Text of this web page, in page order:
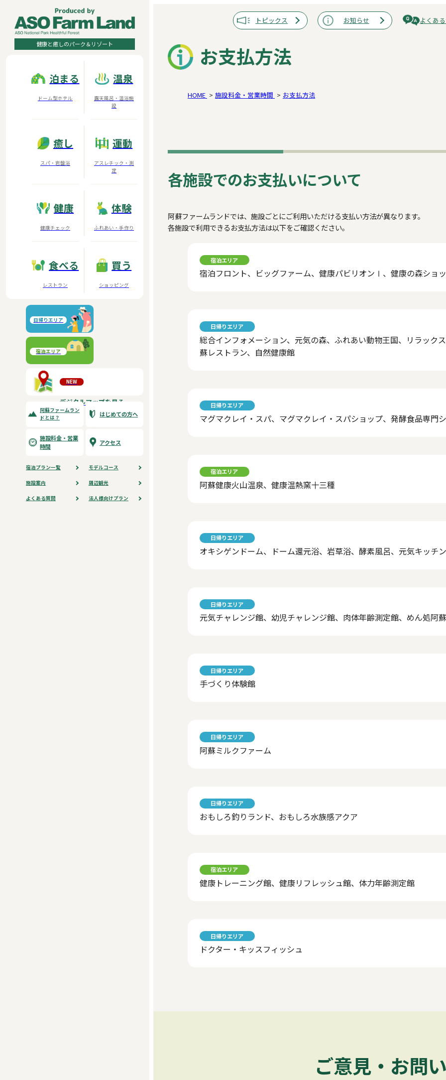
健康と癒しのパーク＆リゾート
泊まる
ドーム型ホテル
温泉
露天風呂・温浴施
設
癒し
スパ・岩盤浴
運動
アスレチック・測
定
健康
健康チェック
体験
ふれあい・手作り
食べる
レストラン
買う
ショッピング
日帰りエリア
阿蘇元気の森
宿泊エリア
大自然阿蘇健康の森
NEW
デジタルマップを見る
阿蘇ファームラン
ドとは？
はじめての方へ
施設料金・営業
時間
アクセス
宿泊プラン⼀覧 モデルコース
施設案内 周辺観光
よくある質問 法人様向けプラン
トピックス お知らせ よくあ
お支払方法
HOME 施設料金・営業時間 お支払方法
各施設でのお支払いについて
阿蘇ファームランドでは、施設ごとにご利用いただける支払い方法が異なります。
各施設で利用できるお支払方法は以下をご確認ください。
宿泊エリア
宿泊フロント、ビッグファーム、健康パビリオンⅠ、健康の森ショ
日帰りエリア
総合インフォメーション、元気の森、ふれあい動物王国、リラック
蘇レストラン、自然健康館
日帰りエリア
マグマクレイ・スパ、マグマクレイ・スパショップ、発酵食品専門
宿泊エリア
阿蘇健康火山温泉、健康温熱窯十三種
日帰りエリア
オキシゲンドーム、ドーム還元浴、岩草浴、酵素風呂、元気キッチン
日帰りエリア
元気チャレンジ館、幼児チャレンジ館、肉体年齢測定館、めん処阿蘇
日帰りエリア
手づくり体験館
日帰りエリア
阿蘇ミルクファーム
日帰りエリア
おもしろ釣りランド、おもしろ水族感アクア
宿泊エリア
健康トレーニング館、健康リフレッシュ館、体力年齢測定館
日帰りエリア
ドクター・キッスフィッシュ
ご意見・お問